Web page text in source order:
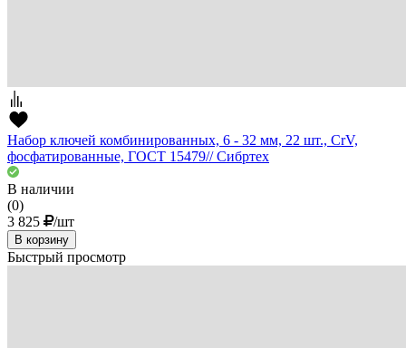
Набор ключей комбинированных, 6 - 32 мм, 22 шт., CrV,
фосфатированные, ГОСТ 15479// Сибртех
В наличии
(0)
3 825
/шт
В корзину
Быстрый просмотр